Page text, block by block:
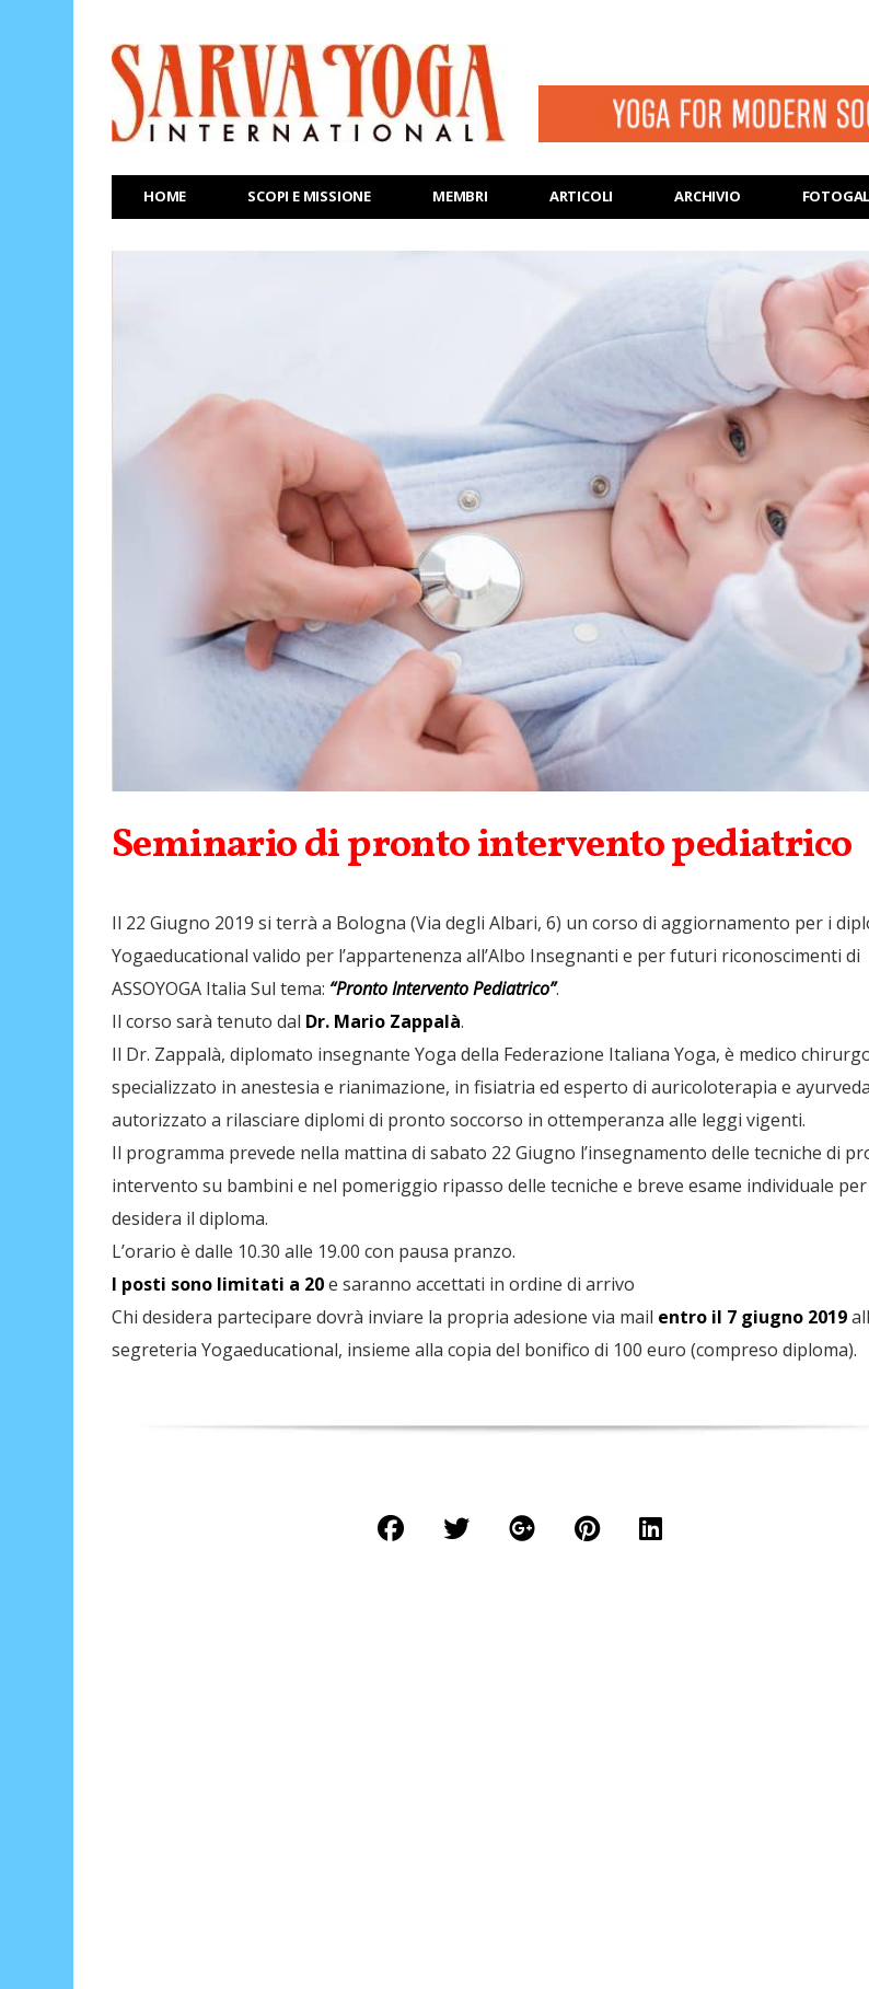
HOME SCOPI E MISSIONE MEMBRI ARTICOLI ARCHIVIO
Seminario di pronto intervento pediatrico
Il 22 Giugno 2019 si terrà a Bologna (Via degli Albari, 6) un corso di aggiornamento per i
Yogaeducational valido per l’appartenenza all’Albo Insegnanti e per futuri riconoscimenti di
ASSOYOGA Italia Sul tema: “Pronto Intervento Pediatrico”.
Il corso sarà tenuto dal Dr. Mario Zappalà.
Il Dr. Zappalà, diplomato insegnante Yoga della Federazione Italiana Yoga, è medico
specializzato in anestesia e rianimazione, in fisiatria ed esperto di auricoloterapia e
autorizzato a rilasciare diplomi di pronto soccorso in ottemperanza alle leggi vigenti.
Il programma prevede nella mattina di sabato 22 Giugno l’insegnamento delle tecniche di
intervento su bambini e nel pomeriggio ripasso delle tecniche e breve esame individuale per
desidera il diploma.
L’orario è dalle 10.30 alle 19.00 con pausa pranzo.
I posti sono limitati a 20e saranno accettati in ordine di arrivo
Chi desidera partecipare dovrà inviare la propria adesione via mail entro il 7 giugno 2019
segreteria Yogaeducational, insieme alla copia del bonifico di 100 euro (compreso diploma).